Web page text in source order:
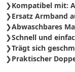
Kompatibel mit:
Ersatz Armband
Abwaschbares
Schnell und
Trägt sich
Praktischer